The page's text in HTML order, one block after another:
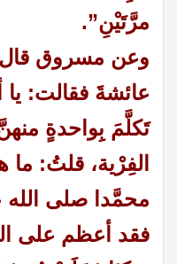
مرَّتَيْنِ”.
وعن مسروق
عائشةَ فقالت: يا
تَكلَّمَ بِواحدةٍ
الفِرْية، قلتُ:
محمَّدا صلى الله
فقد أعظم على